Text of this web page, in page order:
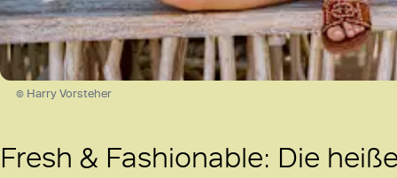
© Harry Vorsteher
Fresh & Fashionable: Die